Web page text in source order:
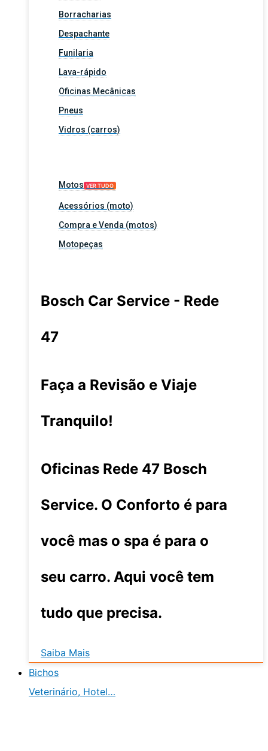
Borracharias
Despachante
Funilaria
Lava-rápido
Oficinas Mecânicas
Pneus
Vidros (carros)
Motos VER TUDO
Acessórios (moto)
Compra e Venda (motos)
Motopeças
Bosch Car Service - Rede
47
Faça a Revisão e Viaje
Tranquilo!
Oficinas Rede 47 Bosch
Service. O Conforto é para
você mas o spa é para o
seu carro. Aqui você tem
tudo que precisa.
Saiba Mais
Bichos
Veterinário, Hotel…